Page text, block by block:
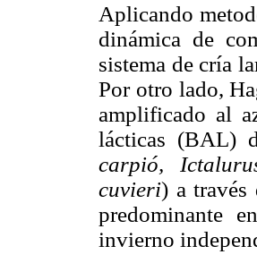
Aplicando
dinámica de
sistema de cría
Por otro lado,
amplificado al
lácticas (BAL)
carpió,
cuvieri) a través
predominante
invierno